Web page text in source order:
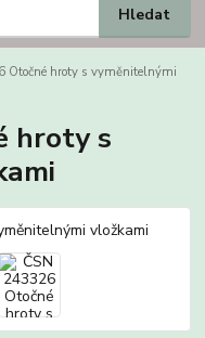
Hledat
Otočné hroty s vyměnitelnými
hroty s